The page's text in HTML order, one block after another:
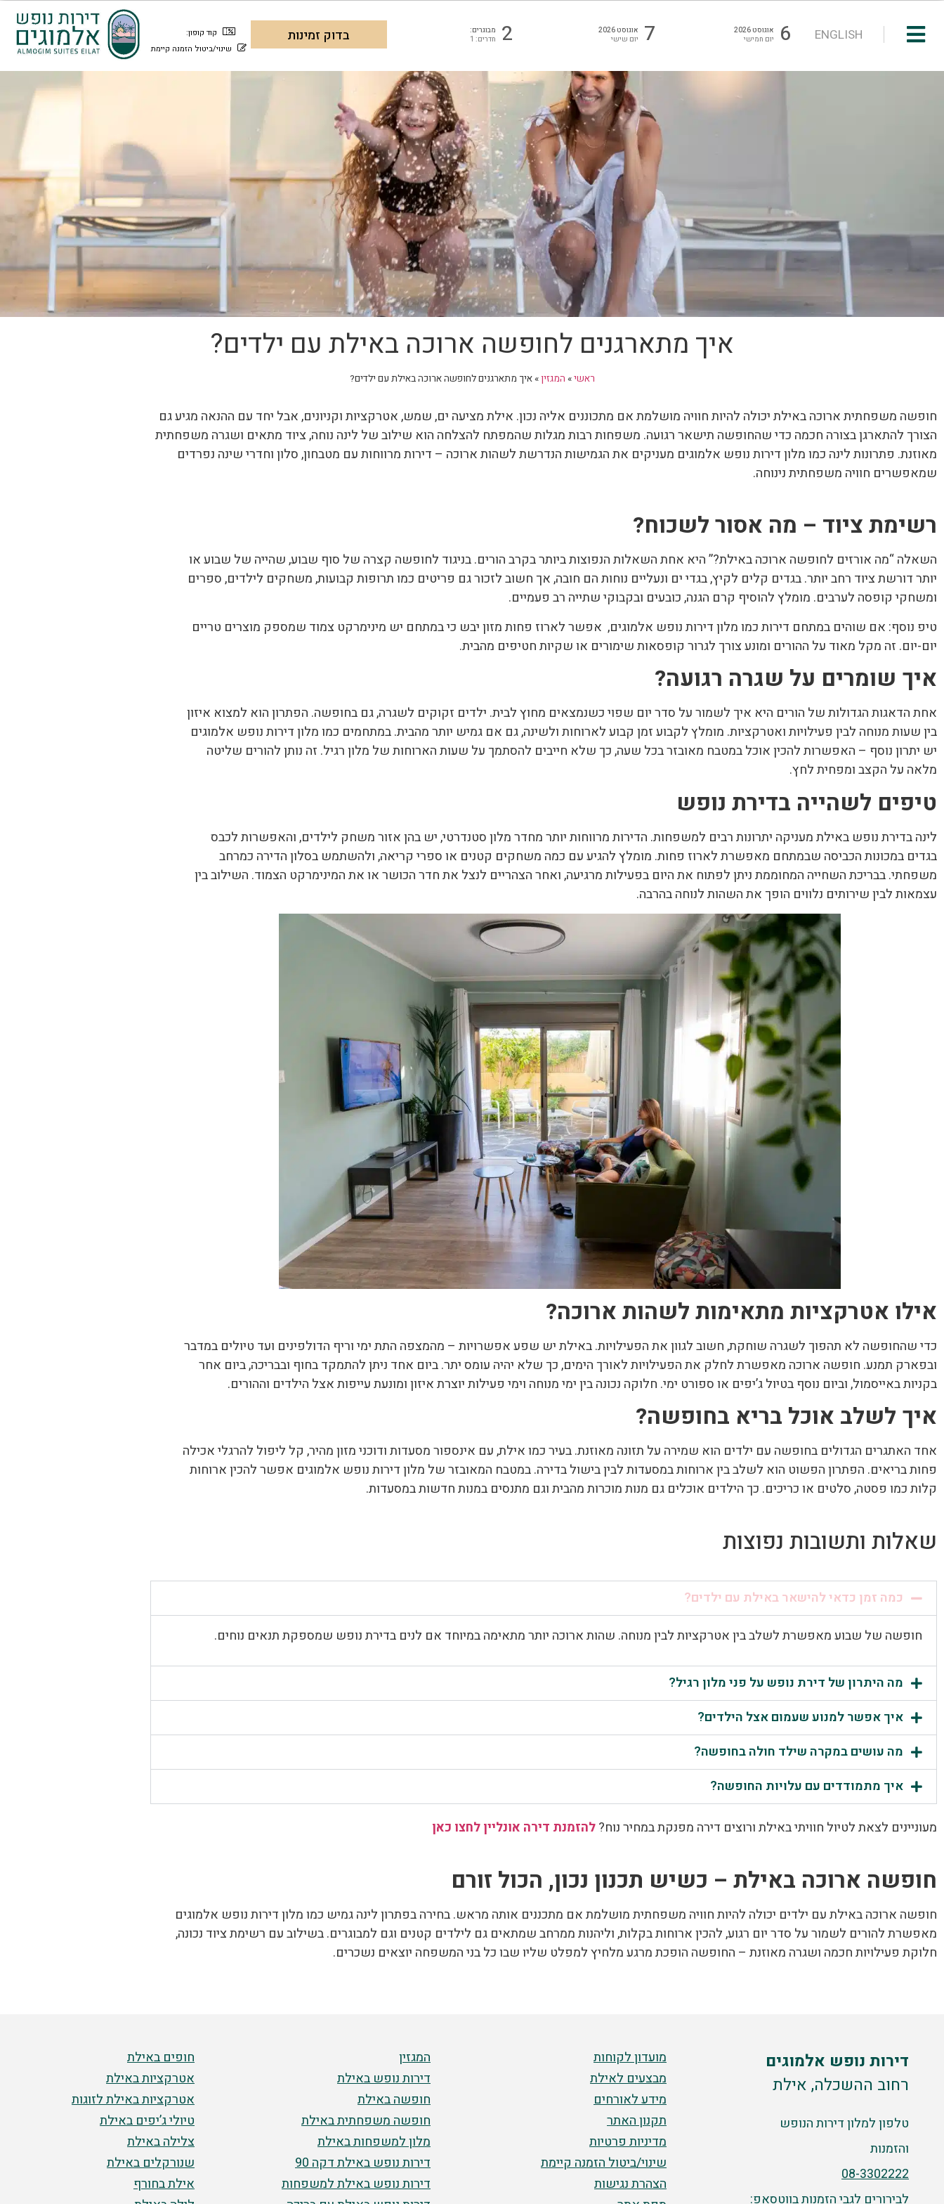
ENGLISH
6
אוגוסט 2026
יום חמישי
7
אוגוסט 2026
יום שישי
2
מבוגרים:
חדרים: 1
קוד קופון:
שינוי/ביטול הזמנה קיימת
איך מתארגנים לחופשה ארוכה באילת עם ילדים?
ראשי» המגזין»איך מתארגנים לחופשה ארוכה באילת עם ילדים?
חופשה משפחתית ארוכה באילת יכולה להיות חוויה מושלמת אם מתכוננים אליה נכון. אילת מציעה ים, שמש, אטרקציות וקניונים, אבל יחד עם ההנאה מגיע גם
הצורך להתארגן בצורה חכמה כדי שהחופשה תישאר רגועה. משפחות רבות מגלות שהמפתח להצלחה הוא שילוב של לינה נוחה, ציוד מתאים ושגרה משפחתית
מאוזנת. פתרונות לינה כמו מלון דירות נופש אלמוגים מעניקים את הגמישות הנדרשת לשהות ארוכה – דירות מרווחות עם מטבחון, סלון וחדרי שינה נפרדים
שמאפשרים חוויה משפחתית נינוחה.
רשימת ציוד – מה אסור לשכוח?
השאלה “מה אורזים לחופשה ארוכה באילת?” היא אחת השאלות הנפוצות ביותר בקרב הורים. בניגוד לחופשה קצרה של סוף שבוע, שהייה של שבוע או
יותר דורשת ציוד רחב יותר. בגדים קלים לקיץ, בגדי ים ונעליים נוחות הם חובה, אך חשוב לזכור גם פריטים כמו תרופות קבועות, משחקים לילדים, ספרים
ומשחקי קופסה לערבים. מומלץ להוסיף קרם הגנה, כובעים ובקבוקי שתייה רב פעמיים.
טיפ נוסף: אם שוהים במתחם דירות כמו מלון דירות נופש אלמוגים, אפשר לארוז פחות מזון יבש כי במתחם יש מינימרקט צמוד שמספק מוצרים טריים
יום-יום. זה מקל מאוד על ההורים ומונע צורך לגרור קופסאות שימורים או שקיות חטיפים מהבית.
איך שומרים על שגרה רגועה?
אחת הדאגות הגדולות של הורים היא איך לשמור על סדר יום שפוי כשנמצאים מחוץ לבית. ילדים זקוקים לשגרה, גם בחופשה. הפתרון הוא למצוא איזון
בין שעות מנוחה לבין פעילויות ואטרקציות. מומלץ לקבוע זמן קבוע לארוחות ולשינה, גם אם גמיש יותר מהבית. במתחמים כמו מלון דירות נופש אלמוגים
יש יתרון נוסף – האפשרות להכין אוכל במטבח מאובזר בכל שעה, כך שלא חייבים להסתמך על שעות הארוחות של מלון רגיל. זה נותן להורים שליטה
מלאה על הקצב ומפחית לחץ.
טיפים לשהייה בדירת נופש
לינה בדירת נופש באילת מעניקה יתרונות רבים למשפחות. הדירות מרווחות יותר מחדר מלון סטנדרטי, יש בהן אזור משחק לילדים, והאפשרות לכבס
בגדים במכונות הכביסה שבמתחם מאפשרת לארוז פחות. מומלץ להגיע עם כמה משחקים קטנים או ספרי קריאה, ולהשתמש בסלון הדירה כמרחב
משפחתי. בבריכת השחייה המחוממת ניתן לפתוח את היום בפעילות מרגיעה, ואחר הצהריים לנצל את חדר הכושר או את המינימרקט הצמוד. השילוב בין
עצמאות לבין שירותים נלווים הופך את השהות לנוחה בהרבה.
אילו אטרקציות מתאימות לשהות ארוכה?
כדי שהחופשה לא תהפוך לשגרה שוחקת, חשוב לגוון את הפעילויות. באילת יש שפע אפשרויות – מהמצפה התת ימי וריף הדולפינים ועד טיולים במדבר
ובפארק תמנע. חופשה ארוכה מאפשרת לחלק את הפעילויות לאורך הימים, כך שלא יהיה עומס יתר. ביום אחד ניתן להתמקד בחוף ובבריכה, ביום אחר
בקניות באייסמול, וביום נוסף בטיול ג’יפים או ספורט ימי. חלוקה נכונה בין ימי מנוחה וימי פעילות יוצרת איזון ומונעת עייפות אצל הילדים וההורים.
איך לשלב אוכל בריא בחופשה?
אחד האתגרים הגדולים בחופשה עם ילדים הוא שמירה על תזונה מאוזנת. בעיר כמו אילת, עם אינספור מסעדות ודוכני מזון מהיר, קל ליפול להרגלי אכילה
פחות בריאים. הפתרון הפשוט הוא לשלב בין ארוחות במסעדות לבין בישול בדירה. במטבח המאובזר של מלון דירות נופש אלמוגים אפשר להכין ארוחות
קלות כמו פסטה, סלטים או כריכים. כך הילדים אוכלים גם מנות מוכרות מהבית וגם מתנסים במנות חדשות במסעדות.
שאלות ותשובות נפוצות
כמה זמן כדאי להישאר באילת עם ילדים?
חופשה של שבוע מאפשרת לשלב בין אטרקציות לבין מנוחה. שהות ארוכה יותר מתאימה במיוחד אם לנים בדירת נופש שמספקת תנאים נוחים.
מה היתרון של דירת נופש על פני מלון רגיל?
איך אפשר למנוע שעמום אצל הילדים?
מה עושים במקרה שילד חולה בחופשה?
איך מתמודדים עם עלויות החופשה?
מעוניינים לצאת לטיול חוויתי באילת ורוצים דירה מפנקת במחיר נוח?להזמנת דירה אונליין לחצו כאן
חופשה ארוכה באילת – כשיש תכנון נכון, הכול זורם
חופשה ארוכה באילת עם ילדים יכולה להיות חוויה משפחתית מושלמת אם מתכננים אותה מראש. בחירה בפתרון לינה גמיש כמו מלון דירות נופש אלמוגים
מאפשרת להורים לשמור על סדר יום רגוע, להכין ארוחות בקלות, וליהנות ממרחב שמתאים גם לילדים קטנים וגם למבוגרים. בשילוב עם רשימת ציוד נכונה,
חלוקת פעילויות חכמה ושגרה מאוזנת – החופשה הופכת מרגע מלחיץ למפלט שליו שבו כל בני המשפחה יוצאים נשכרים.
דירות נופש אלמוגים
רחוב ההשכלה, אילת
טלפון למלון דירות הנופש
והזמנות
08-3302222
לבירורים לגבי הזמנות בווטסאפ:
מועדון לקוחות
מבצעים לאילת
מידע לאורחים
תקנון האתר
מדיניות פרטיות
שינוי/ביטול הזמנה קיימת
הצהרת נגישות
המגזין
דירות נופש באילת
חופשה באילת
חופשה משפחתית באילת
מלון למשפחות באילת
דירות נופש באילת דקה 90
דירות נופש באילת למשפחות
חופים באילת
אטרקציות באילת
אטרקציות באילת לזוגות
טיולי ג’יפים באילת
צלילה באילת
שנורקלים באילת
אילת בחורף